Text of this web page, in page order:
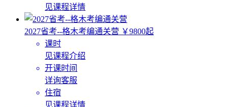
见课程详情
2027省考--格木考编通关营 ￥9800起
课时
见课程介绍
开课时间
详询客服
住宿
见课程详情